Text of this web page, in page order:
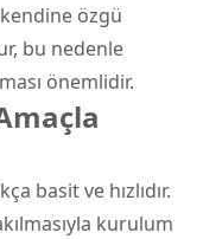
özgü
bu nedenle
önemlidir.
basit ve hızlıdır.
kurulum